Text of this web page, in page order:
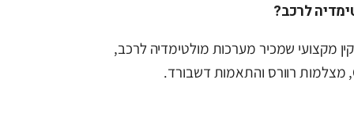
לרכב?
מקצועי שמכיר מערכות מולטימדיה לרכב,